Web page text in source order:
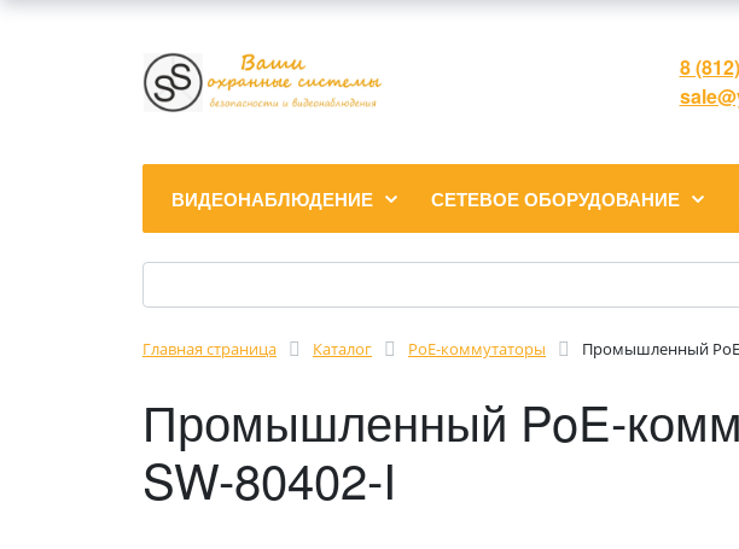
8
ВИДЕОНАБЛЮДЕНИЕ СЕТЕВОЕ ОБОРУДОВАНИЕ
Главная страница Каталог PoE-коммутаторы Промышленный
Промышленный PoE-
SW-80402-I